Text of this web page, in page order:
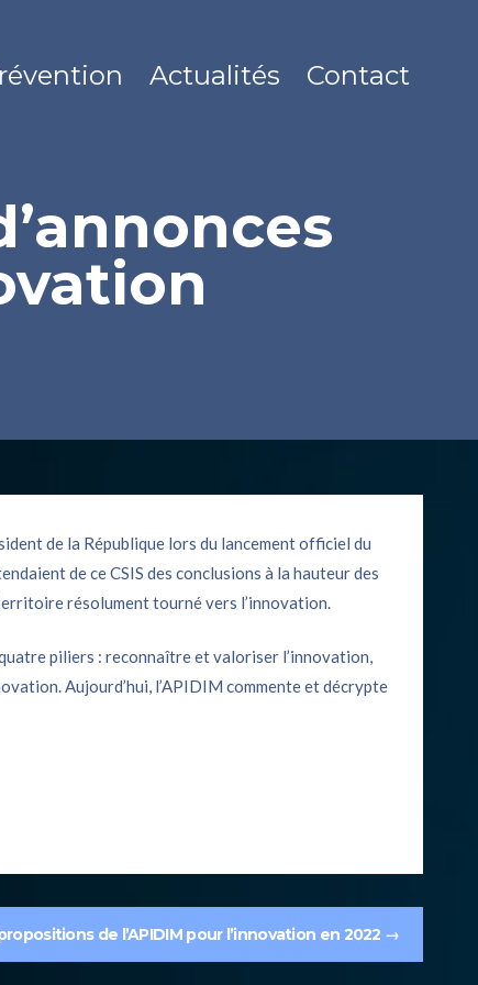
Actualités Contact
de la République lors du lancement officiel du
de ce CSIS des conclusions à la hauteur des
résolument tourné vers l’innovation.
piliers : reconnaître et valoriser l’innovation,
Aujourd’hui, l’APIDIM commente et décrypte
de l’APIDIM pour l’innovation en 2022 →